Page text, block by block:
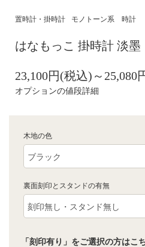
置時計・掛時計 モノトーン系 時計
はなもっこ 掛時計 淡墨
23,100円(税込)～25,080
オプションの値段詳細
木地の色
裏面刻印とスタンドの有無
「刻印有り」をご選択の方はこ